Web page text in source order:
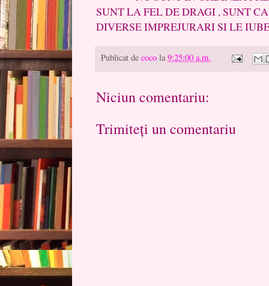
SUNT LA FEL DE DRAGI , SUNT
DIVERSE IMPREJURARI SI
Publicat de coco la9:25:00 a.m.
Niciun comentariu:
Trimiteți un comentariu